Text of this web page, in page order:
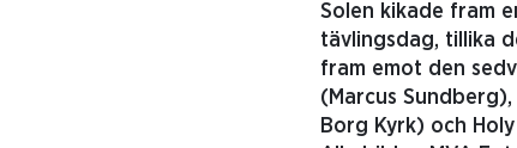
Solen kikade fram
tävlingsdag, tillika
fram emot den
(Marcus
Borg Kyrk) och